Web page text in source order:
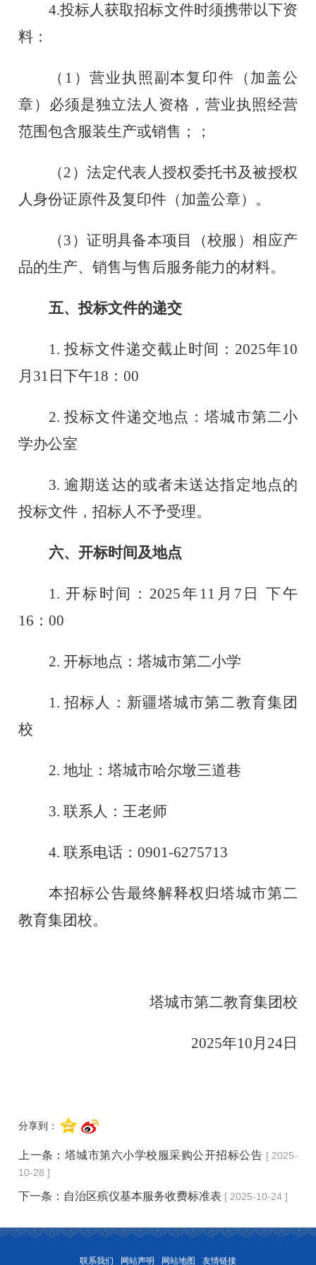
4.投标人获取招标文件时须携带以下资
料：
（ 1 ）营业执照副本复印件（加盖公
章）必须是独立法人资格，营业执照经营
范围包含服装生产或销售；；
（2 ）法定代表人授权委托书及被授权
人身份证原件及复印件（加盖公章）。
（3 ）证明具备本项目（校服）相应产
品的生产、销售与售后服务能力的材料。
五、投标文件的递交
1. 投标文件递交截止时间：2025年10
月 31 日下午18 ：00
2. 投标文件递交地点：塔城市第二小
学办公室
3. 逾期送达的或者未送达指定地点的
投标文件，招标人不予受理。
六、开标时间及地点
1. 开标时间：2025年 11 月 7 日
下午
16：00
2. 开标地点：塔城市第二小学
1. 招标人：新疆塔城市第二教育集团
校
2. 地址：塔城市哈尔墩三道巷
3. 联系人： 王老师
4. 联系电话：0901-6275713
本招标公告最终解释权归塔城市第二
教育集团校。
塔城市第二教育集团校
2025年10月24日
分享到：
上一条： 塔城市第六小学校服采购公开招标公告 [ 2025-
10-28 ]
下一条： 自治区殡仪基本服务收费标准表 [ 2025-10-24 ]
联系我们 网站声明 网站地图 友情链接